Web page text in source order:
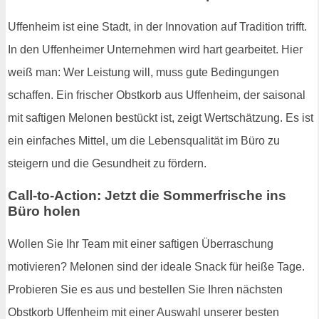
Uffenheim ist eine Stadt, in der Innovation auf Tradition trifft.
In den Uffenheimer Unternehmen wird hart gearbeitet. Hier
weiß man: Wer Leistung will, muss gute Bedingungen
schaffen. Ein frischer Obstkorb aus Uffenheim, der saisonal
mit saftigen Melonen bestückt ist, zeigt Wertschätzung. Es ist
ein einfaches Mittel, um die Lebensqualität im Büro zu
steigern und die Gesundheit zu fördern.
Call-to-Action: Jetzt die Sommerfrische ins
Büro holen
Wollen Sie Ihr Team mit einer saftigen Überraschung
motivieren? Melonen sind der ideale Snack für heiße Tage.
Probieren Sie es aus und bestellen Sie Ihren nächsten
Obstkorb Uffenheim mit einer Auswahl unserer besten